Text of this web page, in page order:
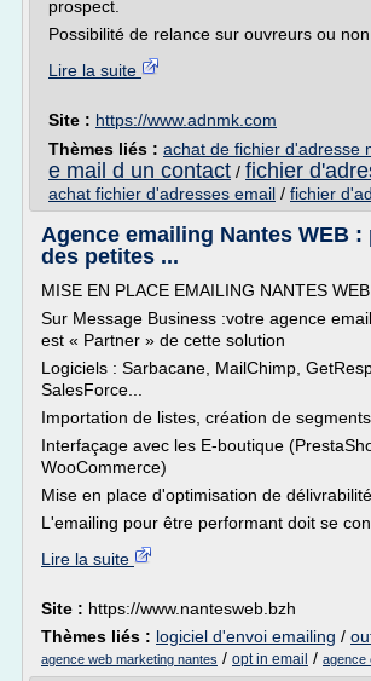
prospect.
Possibilité de relance sur ouvreurs ou
Lire la suite
Site : https://www.adnmk.com
Thèmes liés : achat de fichier d'adresse
e mail d un contact / fichier
achat fichier d'adresses email / fichier
Agence emailing Nantes WEB :
des petites ...
MISE EN PLACE EMAILING NANTES WEB
Sur Message Business :votre agence
est « Partner » de cette solution
Logiciels : Sarbacane, MailChimp,
SalesForce...
Importation de listes, création de segments
Interfaçage avec les E-boutique
WooCommerce)
Mise en place d'optimisation de délivrabilité
L'emailing pour être performant doit se
Lire la suite
Site : https://www.nantesweb.bzh
Thèmes liés : logiciel d'envoi emailing /
agence web marketing nantes / opt in email / agence